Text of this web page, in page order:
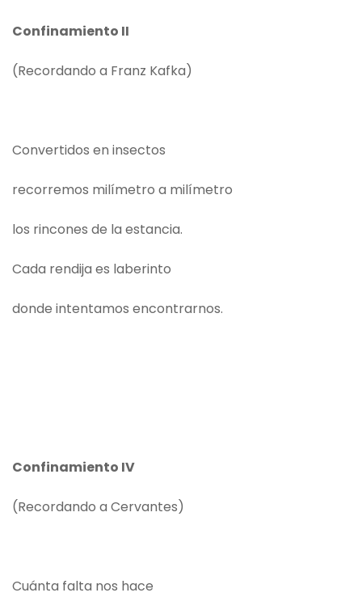
Confinamiento II
(Recordando a Franz Kafka)
Convertidos en insectos
recorremos milímetro a milímetro
los rincones de la estancia.
Cada rendija es laberinto
donde intentamos encontrarnos.
Confinamiento IV
(Recordando a Cervantes)
Cuánta falta nos hace